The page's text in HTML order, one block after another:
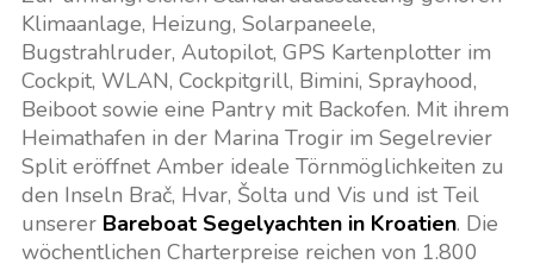
Klimaanlage, Heizung, Solarpaneele,
Bugstrahlruder, Autopilot, GPS Kartenplotter im
Cockpit, WLAN, Cockpitgrill, Bimini, Sprayhood,
Beiboot sowie eine Pantry mit Backofen. Mit ihrem
Heimathafen in der Marina Trogir im Segelrevier
Split eröffnet Amber ideale Törnmöglichkeiten zu
den Inseln Brač, Hvar, Šolta und Vis und ist Teil
unserer Bareboat Segelyachten in Kroatien. Die
wöchentlichen Charterpreise reichen von 1.800